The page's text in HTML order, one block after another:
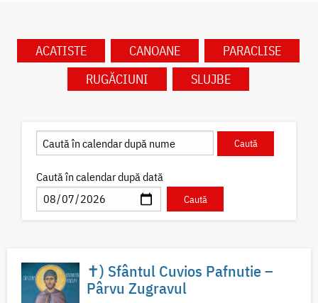
ACATISTE CANOANE
PARACLISE
RUGĂCIUNI
SLUJBE
Caută în calendar după dată
✝) Sfântul Cuvios Pafnutie –
Pârvu Zugravul